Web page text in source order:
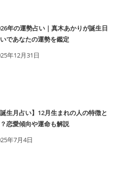
年の運勢占い｜真木あかりが誕生日
であなたの運勢を鑑定
年12月31日
誕生月占い】12月生まれの人の特徴と
恋愛傾向や運命も解説
年7月4日